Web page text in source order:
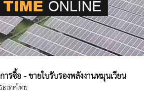
รซื้อ - ขายใบรับรองพลังงานหมุนเวียน
เทศไทย